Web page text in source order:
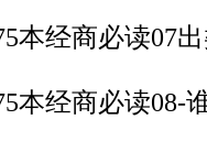
本经商必读07
本经商必读08-